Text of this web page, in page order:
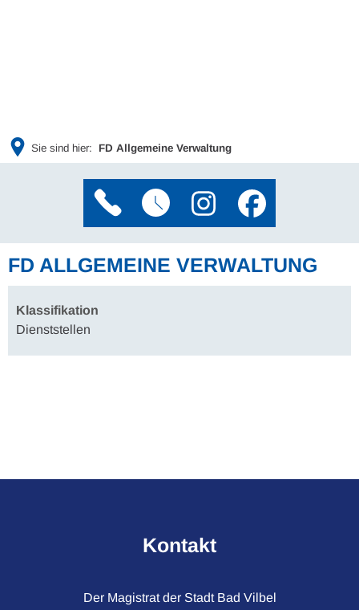
Sie sind hier: FD Allgemeine Verwaltung
FD ALLGEMEINE VERWALTUNG
Klassifikation
Dienststellen
Kontakt
Der Magistrat der Stadt Bad Vilbel